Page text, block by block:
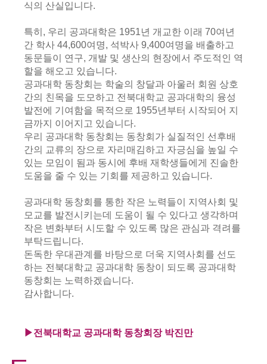
식의 산실입니다.
특히, 우리 공과대학은 1951년 개교한 이래 70여년
간 학사 44,600여명, 석박사 9,400여명을 배출하고
동문들이 연구, 개발 및 생산의 현장에서 주도적인 역
할을 해오고 있습니다.
공과대학 동창회는 학술의 창달과 아울러 회원 상호
간의 친목을 도모하고 전북대학교 공과대학의 융성
발전에 기여함을 목적으로 1955년부터 시작되어 지
금까지 이어지고 있습니다.
우리 공과대학 동창회는 동창회가 실질적인 선후배
간의 교류의 장으로 자리매김하고 자긍심을 높일 수
있는 모임이 됨과 동시에 후배 재학생들에게 진솔한
도움을 줄 수 있는 기회를 제공하고 있습니다.
공과대학 동창회를 통한 작은 노력들이 지역사회 및
모교를 발전시키는데 도움이 될 수 있다고 생각하며
작은 변화부터 시도할 수 있도록 많은 관심과 격려를
부탁드립니다.
돈독한 우대관계를 바탕으로 더욱 지역사회를 선도
하는 전북대학교 공과대학 동창이 되도록 공과대학
동창회는 노력하겠습니다.
감사합니다.
▶전북대학교 공과대학 동창회장 박진만